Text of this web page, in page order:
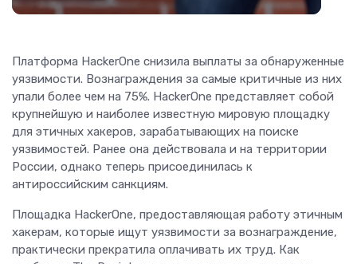
Платформа HackerOne снизила выплаты за обнаруженные
уязвимости. Вознаграждения за самые критичные из них
упали более чем на 75%. HackerOne представляет собой
крупнейшую и наиболее известную мировую площадку
для этичных хакеров, зарабатывающих на поиске
уязвимостей. Ранее она действовала и на территории
России, однако теперь присоединилась к
антироссийским санкциям.
Площадка HackerOne, предоставляющая работу этичным
хакерам, которые ищут уязвимости за вознаграждение,
практически прекратила оплачивать их труд. Как